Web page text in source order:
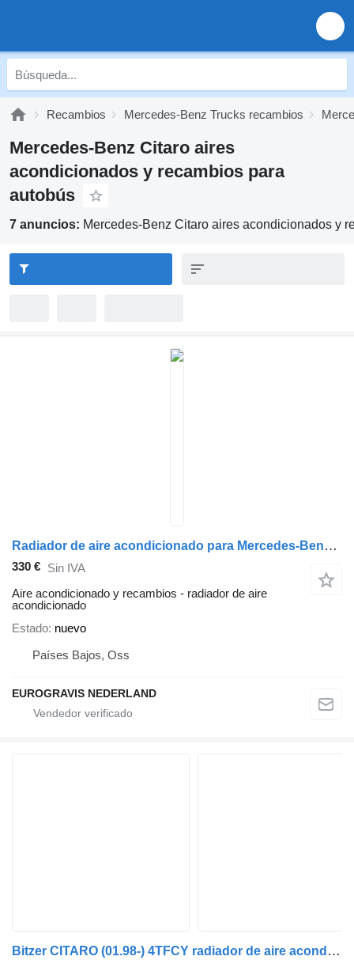
Recambios Mercedes-Benz Trucks recambios
Mercedes-Benz Citaro aires
acondicionados y recambios para
autobús
7 anuncios: Mercedes-Benz Citaro aires acondicionados y
Radiador de aire acondicionado para Mercedes-Benz CITARO /CONNECTO /TOURISMO autobús
330 € Sin IVA
Aire acondicionado y recambios - radiador de aire
acondicionado
Estado nuevo
Países Bajos, Oss
EUROGRAVIS NEDERLAND
Bitzer CITARO (01.98-) 4TFCY radiador de aire acondicionado para Mercedes-Benz CITARO (01.98-) autobús